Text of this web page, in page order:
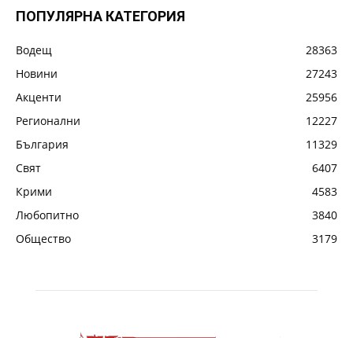
ПОПУЛЯРНА КАТЕГОРИЯ
Водещ
28363
Новини
27243
Акценти
25956
Регионални
12227
България
11329
Свят
6407
Крими
4583
Любопитно
3840
Общество
3179